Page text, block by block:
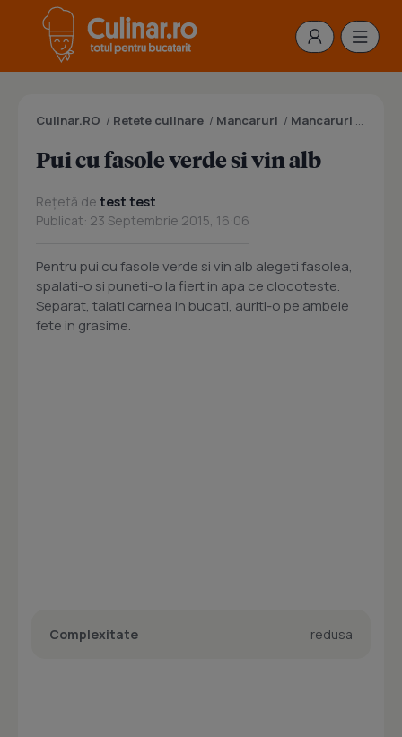
Culinar.RO / Retete culinare / Mancaruri / Mancaruri cu carne
Pui cu fasole verde si vin alb
Rețetă de test test
Publicat: 23 Septembrie 2015, 16:06
Pentru pui cu fasole verde si vin alb alegeti fasolea,
spalati-o si puneti-o la fiert in apa ce clocoteste.
Separat, taiati carnea in bucati, auriti-o pe ambele
fete in grasime.
Complexitate redusa